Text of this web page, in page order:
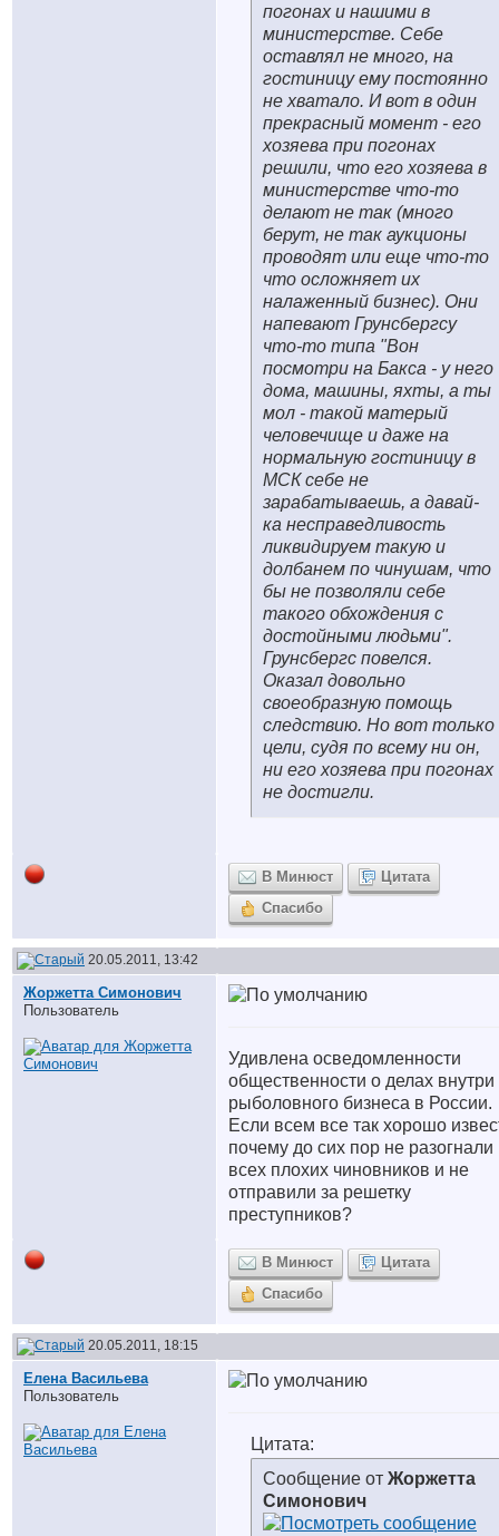
погонах и нашими в
министерстве. Себе
оставлял не много, на
гостиницу ему постоянно
не хватало. И вот в один
прекрасный момент - его
хозяева при погонах
решили, что его хозяева в
министерстве что-то
делают не так (много
берут, не так аукционы
проводят или еще что-то
что осложняет их
налаженный бизнес). Они
напевают Грунсбергсу
что-то типа "Вон
посмотри на Бакса - у него
дома, машины, яхты, а ты
мол - такой матерый
человечище и даже на
нормальную гостиницу в
МСК себе не
зарабатываешь, а давай-
ка несправедливость
ликвидируем такую и
долбанем по чинушам, что
бы не позволяли себе
такого обхождения с
достойными людьми".
Грунсбергс повелся.
Оказал довольно
своеобразную помощь
следствию. Но вот только
цели, судя по всему ни он,
ни его хозяева при погонах
не достигли.
В Минюст
Цитата
Спасибо
20.05.2011, 13:42
Жоржетта Симонович
Пользователь
Удивлена осведомленности
общественности о делах внутри
рыболовного бизнеса в России.
Если всем все так хорошо
почему до сих пор не разогнали
всех плохих чиновников и не
отправили за решетку
преступников?
В Минюст
Цитата
Спасибо
20.05.2011, 18:15
Елена Васильева
Пользователь
Цитата:
Сообщение от Жоржетта
Симонович